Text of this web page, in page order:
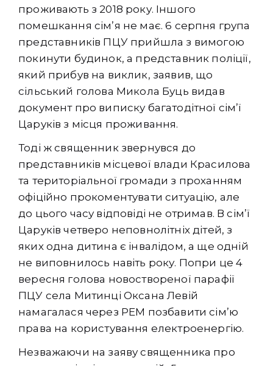
проживають з 2018 року. Іншого
помешкання сім’я не має. 6 серпня група
представників ПЦУ прийшла з вимогою
покинути будинок, а представник поліції,
який прибув на виклик, заявив, що
сільський голова Микола Буць видав
документ про виписку багатодітної сім’ї
Царуків з місця проживання.
Тоді ж священник звернувся до
представників місцевої влади Красилова
та територіальної громади з проханням
офіційно прокоментувати ситуацію, але
до цього часу відповіді не отримав. В сім’ї
Царуків четверо неповнолітніх дітей, з
яких одна дитина є інвалідом, а ще одній
не виповнилось навіть року. Попри це 4
вересня голова новоствореної парафії
ПЦУ села Митинці Оксана Левій
намагалася через РЕМ позбавити сім’ю
права на користування електроенергію.
Незважаючи на заяву священника про